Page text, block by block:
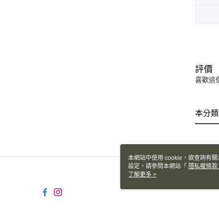
評價
喜歡這
本分
本網站中使用 cookie，欲查詢有
設定，請參閱本網站「 隱私權條款
使用 cookie。
了解更多 >